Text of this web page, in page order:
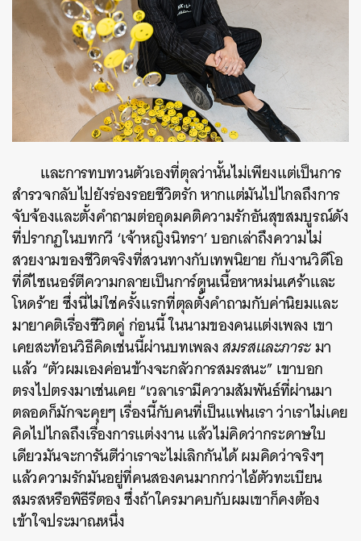
และการทบทวนตัวเองที่ตุลว่านั้นไม่เพียงแต่เป็นการ
สำรวจกลับไปยังร่องรอยชีวิตรัก หากแต่มันไปไกลถึงการ
จับจ้องและตั้งคำถามต่ออุดมคติความรักอันสุขสมบูรณ์ดัง
ที่ปรากฏในบทกวี ‘เจ้าหญิงนิทรา’บอกเล่าถึงความไม่
สวยงามของชีวิตจริงที่สวนทางกับเทพนิยาย กับงานวิดีโอ
ที่ดีไซเนอร์ตีความกลายเป็นการ์ตูนเนื้อหาหม่นเศร้าและ
โหดร้ายซึ่งนี่ไม่ใช่ครั้งแรกที่ตุลตั้งคำถามกับค่านิยมและ
มายาคติเรื่องชีวิตคู่ก่อนนี้ ในนามของคนแต่งเพลง เขา
เคยสะท้อนวิธีคิดเช่นนี้ผ่านบทเพลงสมรสและภาระมา
แล้ว “ตัวผมเองค่อนข้างจะกลัวการสมรสนะ” เขาบอก
ตรงไปตรงมาเช่นเคย “เวลาเรามีความสัมพันธ์ที่ผ่านมา
ตลอดก็มักจะคุยๆ เรื่องนี้กับคนที่เป็นแฟนเรา ว่าเราไม่เคย
คิดไปไกลถึงเรื่องการแต่งงาน แล้วไม่คิดว่ากระดาษใบ
เดียวมันจะการันตีว่าเราจะไม่เลิกกันได้ ผมคิดว่าจริงๆ
แล้วความรักมันอยู่ที่คนสองคนมากกว่าไอ้ตัวทะเบียน
สมรสหรือพิธีรีตอง ซึ่งถ้าใครมาคบกับผมเขาก็คงต้อง
เข้าใจประมาณหนึ่ง